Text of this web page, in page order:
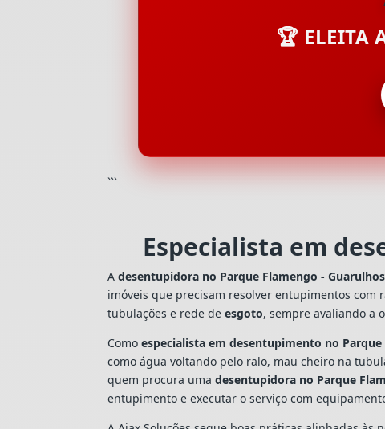
🏆 ELEITA
```
Especialista em
Adesentupidora no Parque Flamengo - Guarulhos
imóveis que precisam resolver entupimentos com
tubulações e rede deesgoto, sempre avaliando a
Comoespecialista em desentupimento no
como água voltando pelo ralo, mau cheiro na
quem procura umadesentupidora no Parque
entupimento e executar o serviço com